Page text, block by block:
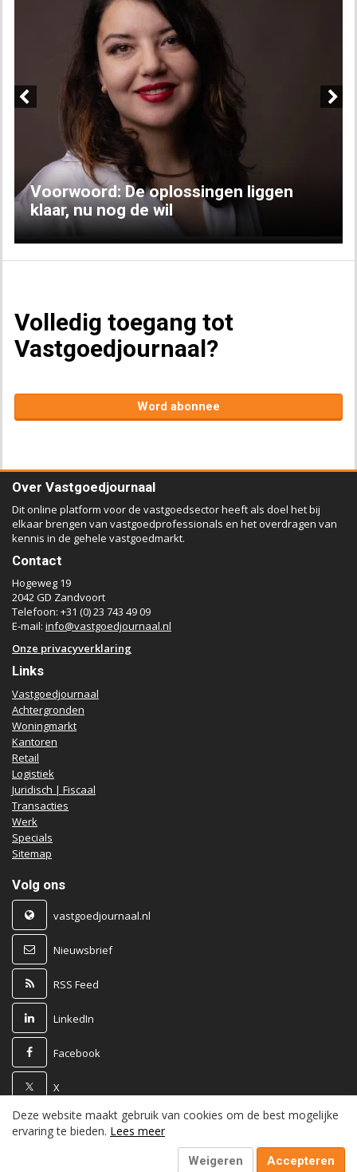
Voorwoord: De oplossingen liggen
klaar, nu nog de wil
Volledig toegang tot
Vastgoedjournaal?
Word abonnee
Over Vastgoedjournaal
Dit online platform voor de vastgoedsector heeft als doel het bij
elkaar brengen van vastgoedprofessionals en het overdragen van
kennis in de gehele vastgoedmarkt.
Contact
Hogeweg 19
2042 GD Zandvoort
Telefoon: +31 (0) 23 743 49 09
E-mail: info@vastgoedjournaal.nl
Onze privacyverklaring
Links
Vastgoedjournaal
Achtergronden
Woningmarkt
Kantoren
Retail
Logistiek
Juridisch | Fiscaal
Transacties
Werk
Specials
Sitemap
Volg ons
vastgoedjournaal.nl
Nieuwsbrief
RSS Feed
LinkedIn
Facebook
X
Powered by
Deze website maakt gebruik van cookies om de best mogelijke
ervaring te bieden. Lees meer
Weigeren Accepteren